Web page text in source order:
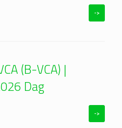
->
(B-VCA) |
Dag
->